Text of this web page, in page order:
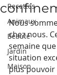
Recettes
Animaux
Beauté
Jardin
Maison
Nous
chez nous.
semaine
situation
plus